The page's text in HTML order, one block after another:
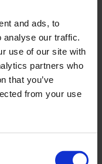
and ads, to
analyse our traffic.
use of our site with
partners who
that you’ve
from your use
PLUS
2027